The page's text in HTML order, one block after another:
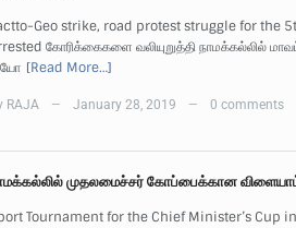
Geo strike, road protest struggle for the
கோரிக்கைகளை வலியுறுத்தி நாமக்கல்லில்
[Read More…]
RAJA — January 28, 2019 — 0 comments
முதலமைச்சர் கோப்பைக்கான
Tournament for the Chief Minister’s Cup